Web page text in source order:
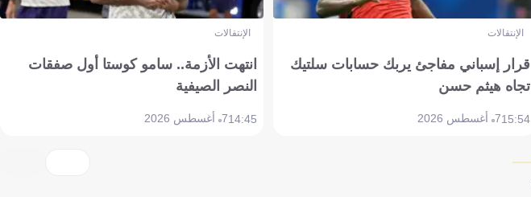
الإنتقالات
قرار إسباني مفاجئ يربك حسابات سلتيك
تجاه هيثم حسن
15:547 أغسطس 2026
الإنتقالات
انتهت الأزمة.. سامو كوستا أول صفقات
النصر الصيفية
14:457 أغسطس 2026